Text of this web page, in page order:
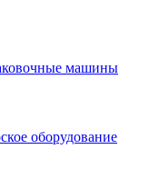
машины
оборудование